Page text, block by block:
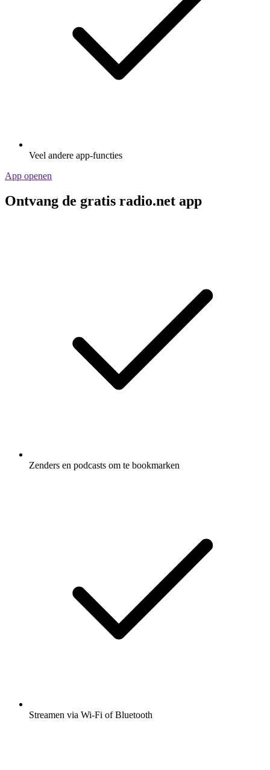
Veel andere app-functies
App openen
Ontvang de gratis radio.net app
Zenders en podcasts om te bookmarken
Streamen via Wi-Fi of Bluetooth